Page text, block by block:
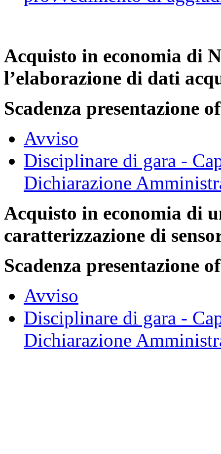
Acquisto in economia di
l’elaborazione di dati
Scadenza presentazione
Avviso
Disciplinare di gara -
Dichiarazione
Acquisto in economia di
caratterizzazione di
Scadenza presentazione
Avviso
Disciplinare di gara -
Dichiarazione